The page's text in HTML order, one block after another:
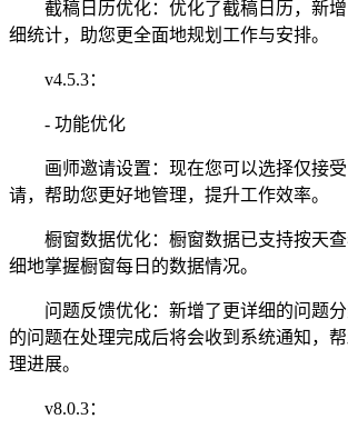
截稿日历优化：优化了截稿日历，新增
细统计，助您更全面地规划工作与安排。
v4.5.3：
- 功能优化
画师邀请设置：现在您可以选择仅接受
请，帮助您更好地管理，提升工作效率。
橱窗数据优化：橱窗数据已支持按天查
细地掌握橱窗每日的数据情况。
问题反馈优化：新增了更详细的问题分
的问题在处理完成后将会收到系统通知，
理进展。
v8.0.3：